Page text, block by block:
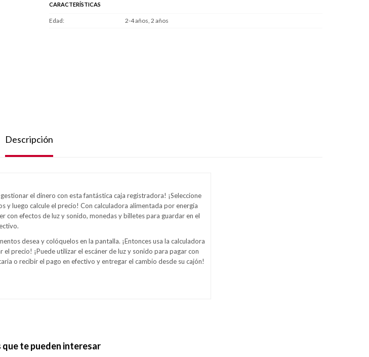
CARACTERÍSTICAS
Edad 2-4 años, 2 años
Descripción
el dinero con esta fantástica caja registradora! ¡Seleccione
y luego calcule el precio! Con calculadora alimentada por energía
con efectos de luz y sonido, monedas y billetes para guardar en el
desea y colóquelos en la pantalla. ¡Entonces usa la calculadora
el precio! ¡Puede utilizar el escáner de luz y sonido para pagar con
o recibir el pago en efectivo y entregar el cambio desde su cajón!
te pueden interesar